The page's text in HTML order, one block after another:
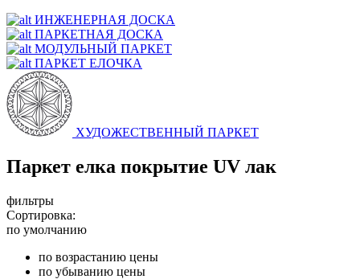
ИНЖЕНЕРНАЯ ДОСКА
ПАРКЕТНАЯ ДОСКА
МОДУЛЬНЫЙ ПАРКЕТ
ПАРКЕТ ЕЛОЧКА
ХУДОЖЕСТВЕННЫЙ ПАРКЕТ
Паркет елка покрытие UV лак
фильтры
Сортировка:
по умолчанию
по возрастанию цены
по убыванию цены